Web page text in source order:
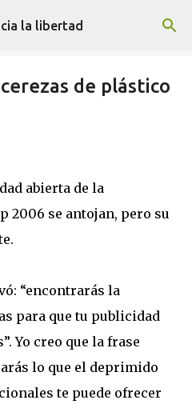
principal
la libertad
de plástico
abierta de la
2006 se antojan, pero su
“encontrarás la
para que tu publicidad
Yo creo que la frase
lo que el deprimido
te puede ofrecer